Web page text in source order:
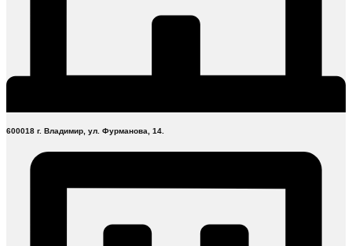
600018 г. Владимир, ул. Фурманова, 14.